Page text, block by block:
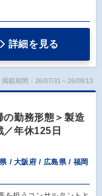
詳細を見る
掲載期間：26/07/31～26/08/13
の勤務形態＞製造
年休125日
/ 大阪府 / 広島県 / 福岡